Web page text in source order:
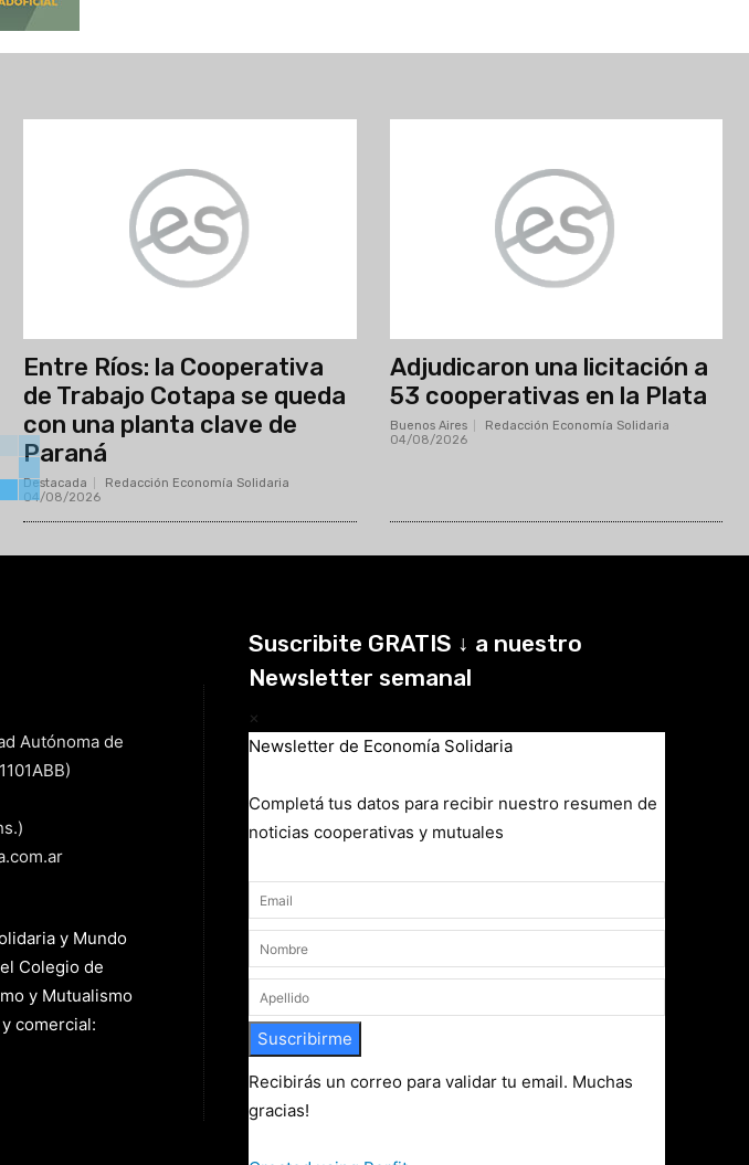
Entre Ríos: la Cooperativa
de Trabajo Cotapa se queda
con una planta clave de
Paraná
Destacada Redacción Economía Solidaria
04/08/2026
Adjudicaron una licitación a
53 cooperativas en la Plata
Buenos Aires Redacción Economía Solidaria
04/08/2026
Autónoma de
y Mundo
Colegio de
y Mutualismo
comercial:
Suscribite GRATIS ↓ a nuestro
Newsletter semanal
×
Newsletter de Economía Solidaria
Completá tus datos para recibir nuestro resumen de
noticias cooperativas y mutuales
Suscribirme
Recibirás un correo para validar tu email. Muchas
gracias!